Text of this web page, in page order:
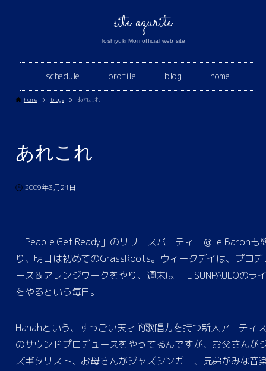
site azurite
Toshiyuki Mori official web site
schedule profile blog home
home blogs あれこれ
あれこれ
2009年3月21日
「Peaple Get Ready」のリリースパーティー@Le Baronも
り、明日は初めてのGrassRoots。ウィークデイは、プロデ
ース＆アレンジワークをやり、週末はTHE SUNPAULOのラ
をやるという毎日。
Hanahという、すっごい天才的歌唱力を持つ新人アーティ
のサウンドプロデュースをやってるんですが、お父さんが
ズギタリスト、お母さんがジャズシンガー、兄弟がみな音